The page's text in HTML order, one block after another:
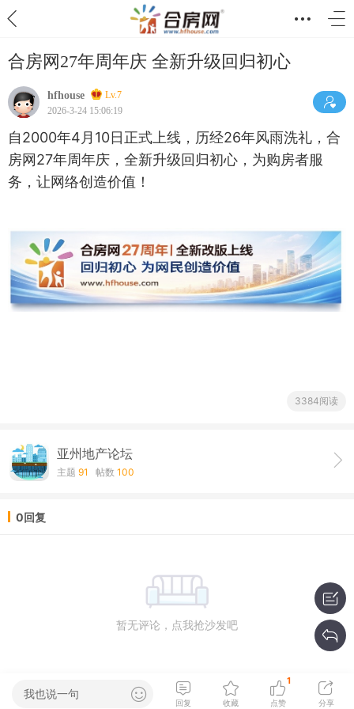
合房网27年周年庆 全新升级回归初心
hfhouse
Lv.7
2026-3-24 15:06:19
自2000年4月10日正式上线，历经26年风雨洗礼，合
房网27年周年庆，全新升级回归初心，为购房者服
务，让网络创造价值！
3384阅读
亚州地产论坛
主题 91 帖数 100
0回复
暂无评论，点我抢沙发吧
我也说一句
回复 收藏
1
点赞 分享